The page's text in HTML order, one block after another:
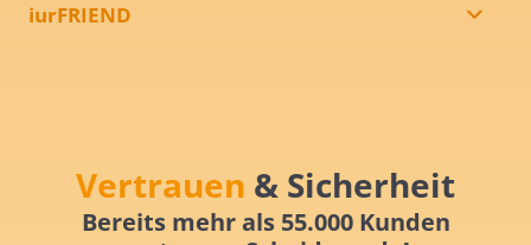
iurFRIEND
Vertrauen & Sicherheit
Bereits mehr als 55.000 Kunden